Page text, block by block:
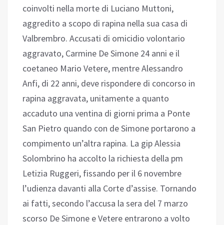
coinvolti nella morte di Luciano Muttoni,
aggredito a scopo di rapina nella sua casa di
Valbrembro. Accusati di omicidio volontario
aggravato, Carmine De Simone 24 anni e il
coetaneo Mario Vetere, mentre Alessandro
Anfi, di 22 anni, deve rispondere di concorso in
rapina aggravata, unitamente a quanto
accaduto una ventina di giorni prima a Ponte
San Pietro quando con de Simone portarono a
compimento un’altra rapina. La gip Alessia
Solombrino ha accolto la richiesta della pm
Letizia Ruggeri, fissando per il 6 novembre
l’udienza davanti alla Corte d’assise. Tornando
ai fatti, secondo l’accusa la sera del 7 marzo
scorso De Simone e Vetere entrarono a volto